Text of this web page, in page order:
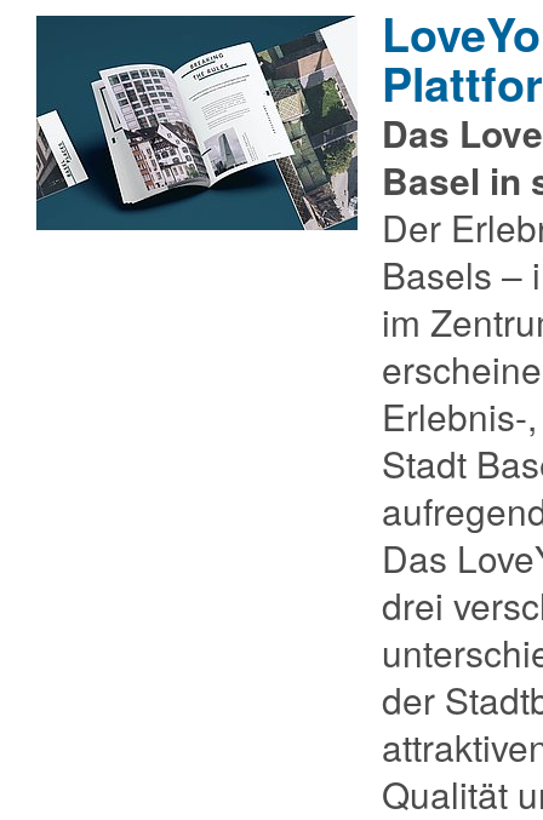
Das
Basel in
Der
Basels –
im
Erlebnis-
Stadt
Das
drei
der
Qualität